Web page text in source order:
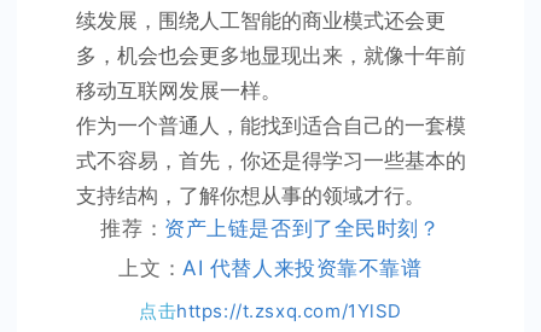
续发展，围绕人工智能的商业模式还会更
多，机会也会更多地显现出来，就像十年前
移动互联网发展一样。
作为一个普通人，能找到适合自己的一套模
式不容易，首先，你还是得学习一些基本的
支持结构，了解你想从事的领域才行。
推荐： 资产上链是否到了全民时刻？
上文：AI 代替人来投资靠不靠谱
点击https://t.zsxq.com/1YlSD